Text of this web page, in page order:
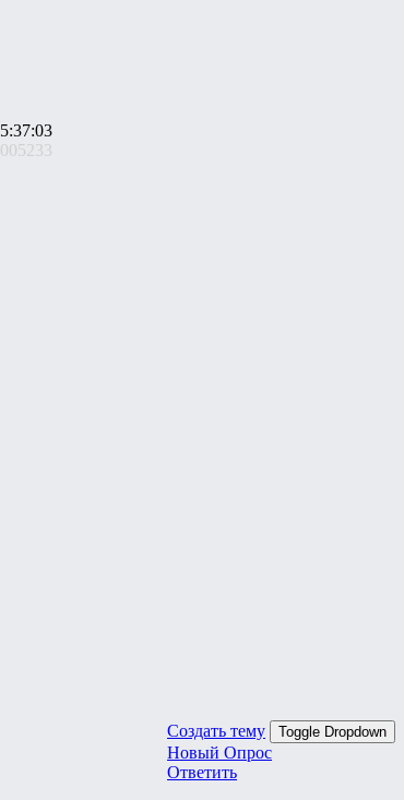
Создать тему Toggle Dropdown
Новый Опрос
Ответить